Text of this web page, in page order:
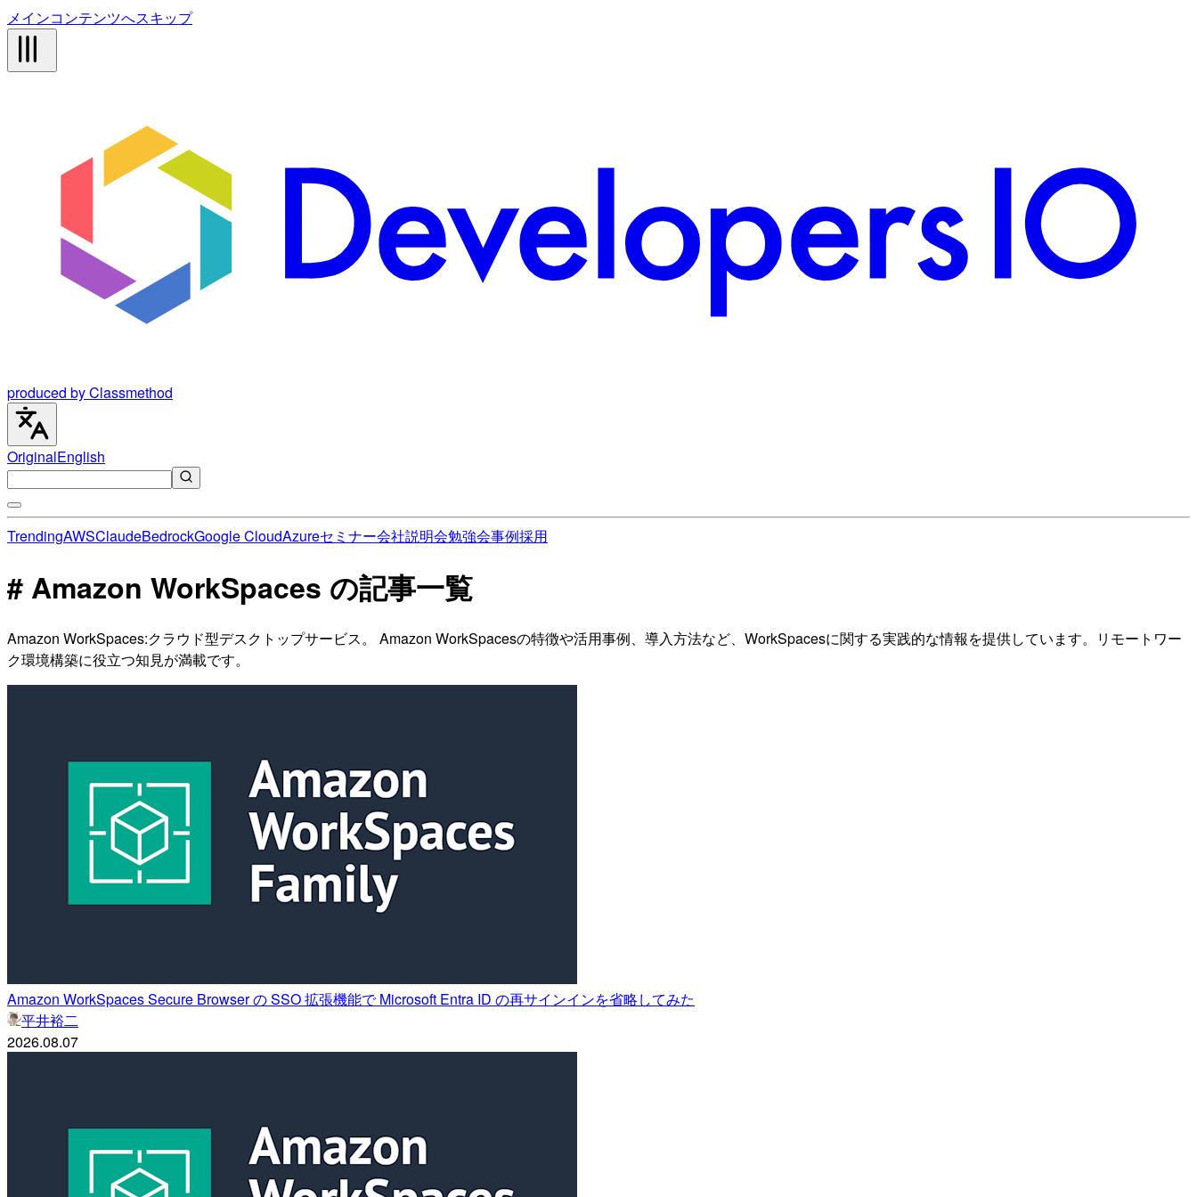
メインコンテンツへスキップ
produced by Classmethod
OriginalEnglish
TrendingAWSClaudeBedrockGoogle CloudAzureセミナー会社説明会勉強会事例採用
# Amazon WorkSpaces の記事一覧
Amazon WorkSpaces:クラウド型デスクトップサービス。 Amazon WorkSpacesの特徴や活用事例、導入方法など、WorkSpacesに関する実践的な情報を提供しています。リモートワー
ク環境構築に役立つ知見が満載です。
Amazon WorkSpaces Secure Browser の SSO 拡張機能で Microsoft Entra ID の再サインインを省略してみた
平井裕二
2026.08.07